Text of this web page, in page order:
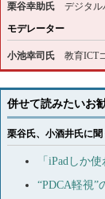
栗谷幸助氏 デジタル
モデレーター
小池幸司氏 教育ICT
併せて読みたいお
栗谷氏、小酒井氏に聞
「iPadしか
“PDCA軽視